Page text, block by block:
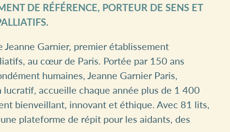
DE RÉFÉRENCE, PORTEUR DE SENS ET
Garnier, premier établissement
au cœur de Paris. Portée par 150 ans
humaines, Jeanne Garnier Paris,
accueille chaque année plus de 1 400
bienveillant, innovant et éthique. Avec 81 lits,
plateforme de répit pour les aidants, des